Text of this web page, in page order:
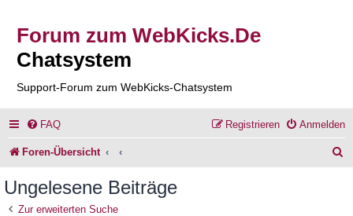
Forum zum WebKicks.De
Chatsystem
Support-Forum zum WebKicks-Chatsystem
FAQ Anmelden
Registrieren
Foren-Übersicht
Ungelesene Beiträge
Zur erweiterten Suche